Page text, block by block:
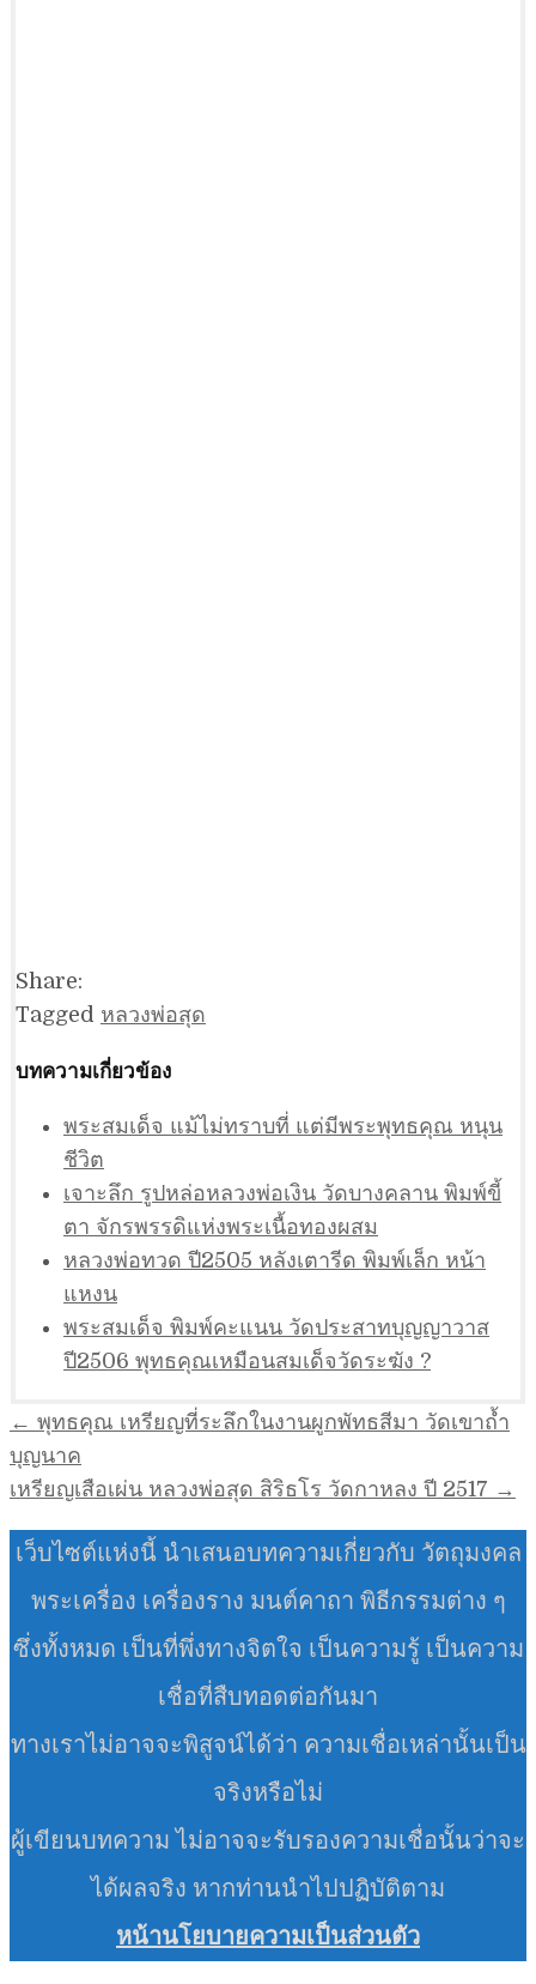
Share:
Tagged หลวงพ่อสุด
บทความเกี่ยวข้อง
พระสมเด็จ แม้ไม่ทราบที่ แต่มีพระพุทธคุณ หนุน
ชีวิต
เจาะลึก รูปหล่อหลวงพ่อเงิน วัดบางคลาน พิมพ์ขี้
ตา จักรพรรดิแห่งพระเนื้อทองผสม
หลวงพ่อทวด ปี2505 หลังเตารีด พิมพ์เล็ก หน้า
แหงน
พระสมเด็จ พิมพ์คะแนน วัดประสาทบุญญาวาส
ปี2506 พุทธคุณเหมือนสมเด็จวัดระฆัง ?
แนะแนว
เรื่อง
← พุทธคุณ เหรียญที่ระลึกในงานผูกพัทธสีมา วัดเขาถ้ำ
บุญนาค
เหรียญเสือเผ่น หลวงพ่อสุด สิริธโร วัดกาหลง ปี 2517 →
เว็บไซต์แห่งนี้ นำเสนอบทความเกี่ยวกับ วัตถุมงคล
พระเครื่อง เครื่องราง มนต์คาถา พิธีกรรมต่าง ๆ
ซึ่งทั้งหมด เป็นที่พึ่งทางจิตใจ เป็นความรู้ เป็นความ
เชื่อที่สืบทอดต่อกันมา
ทางเราไม่อาจจะพิสูจน์ได้ว่า ความเชื่อเหล่านั้นเป็น
จริงหรือไม่
ผู้เขียนบทความ ไม่อาจจะรับรองความเชื่อนั้นว่าจะ
ได้ผลจริง หากท่านนำไปปฏิบัติตาม
หน้านโยบายความเป็นส่วนตัว